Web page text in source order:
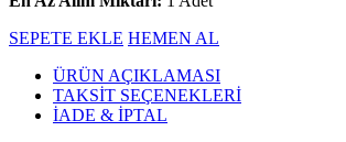
SEPETE EKLE HEMEN AL
ÜRÜN AÇIKLAMASI
TAKSİT SEÇENEKLERİ
İADE & İPTAL